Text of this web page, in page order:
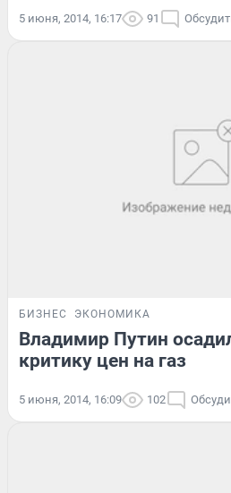
5 июня, 2014, 16:17 91
БИЗНЕС ЭКОНОМИКА
Владимир Путин
критику цен на газ
5 июня, 2014, 16:09 102